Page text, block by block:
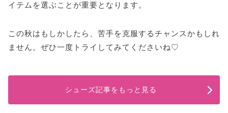
イテムを選ぶことが重要となります。
この秋はもしかしたら、苦手を克服するチャンスかもしれ
ません。ぜひ一度トライしてみてくださいね♡
シューズ記事をもっと見る